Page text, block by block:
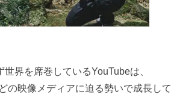
界を席巻しているYouTubeは、
の映像メディアに迫る勢いで成長して